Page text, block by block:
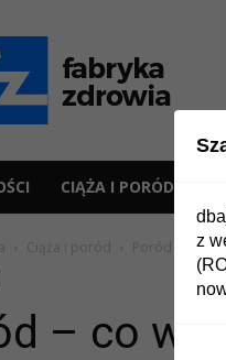
CIĄŻA I PORÓD
Ciąża i poród Poród – co
– co
z